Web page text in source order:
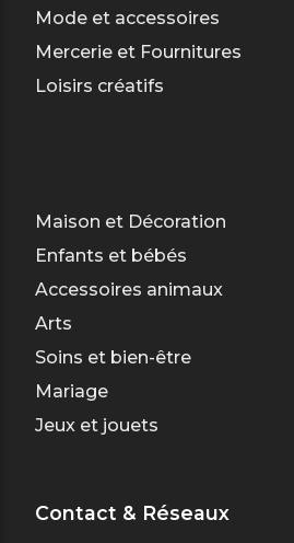
Mode et accessoires
Mercerie et Fournitures
Loisirs créatifs
Maison et Décoration
Enfants et bébés
Accessoires animaux
Arts
Soins et bien-être
Mariage
Jeux et jouets
Contact & Réseaux